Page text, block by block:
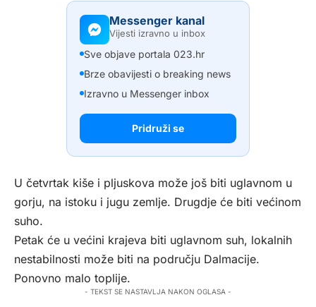
Messenger kanal
Vijesti izravno u inbox
Sve objave portala 023.hr
Brze obavijesti o breaking news
Izravno u Messenger inbox
Pridruži se
U četvrtak kiše i pljuskova može još biti uglavnom u
gorju, na istoku i jugu zemlje. Drugdje će biti većinom
suho.
Petak će u većini krajeva biti uglavnom suh, lokalnih
nestabilnosti može biti na području Dalmacije.
Ponovno malo toplije.
- TEKST SE NASTAVLJA NAKON OGLASA -